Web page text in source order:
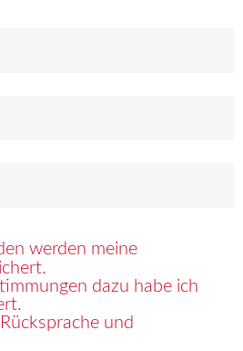
werden meine
dazu habe ich
und